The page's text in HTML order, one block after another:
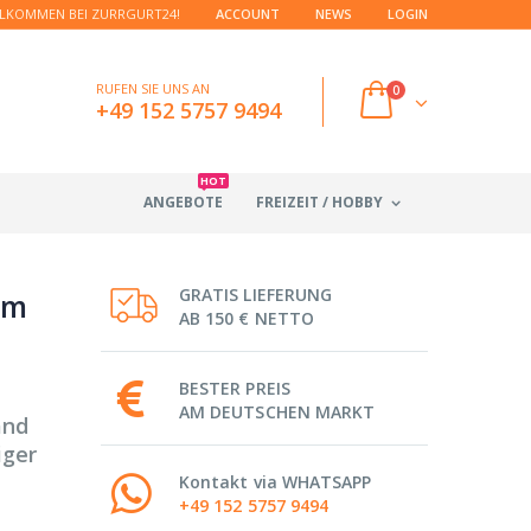
BEI ZURRGURT24! ACCOUNT NEWS LOGIN
RUFEN SIE UNS AN
+49 152 5757 9494
0
FREIZEIT / HOBBY
ANGEBOTE
HOT
GRATIS LIEFERUNG
AB 150 € NETTO
BESTER PREIS
AM DEUTSCHEN MARKT
Kontakt via WHATSAPP
+49 152 5757 9494